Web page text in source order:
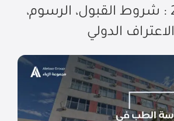
إتصل بنا
(CIU) 2026 : شروط القبول، الرسوم،
الاعتراف الدولي